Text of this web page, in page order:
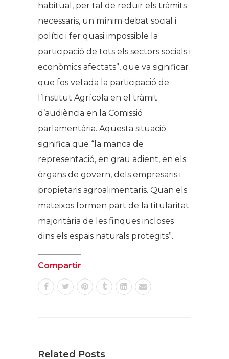
habitual, per tal de reduir els tràmits
necessaris, un mínim debat social i
polític i fer quasi impossible la
participació de tots els sectors socials i
econòmics afectats”, que va significar
que fos vetada la participació de
l’Institut Agrícola en el tràmit
d’audiència en la Comissió
parlamentària. Aquesta situació
significa que “la manca de
representació, en grau adient, en els
òrgans de govern, dels empresaris i
propietaris agroalimentaris. Quan els
mateixos formen part de la titularitat
majoritària de les finques incloses
dins els espais naturals protegits”.
Compartir
Related Posts